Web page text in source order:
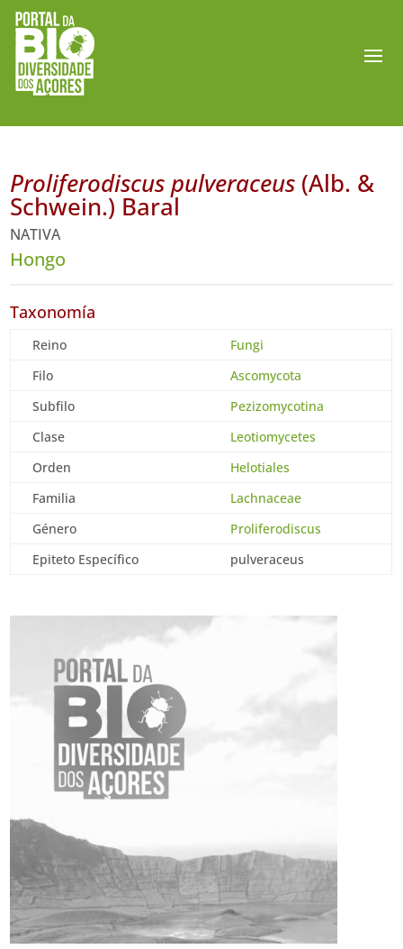
Proliferodiscus pulveraceus (Alb. &
Schwein.) Baral
NATIVA
Hongo
Taxonomía
Reino
Fungi
Filo
Ascomycota
Subfilo
Pezizomycotina
Clase
Leotiomycetes
Orden
Helotiales
Familia
Lachnaceae
Género
Proliferodiscus
Epiteto Específico
pulveraceus